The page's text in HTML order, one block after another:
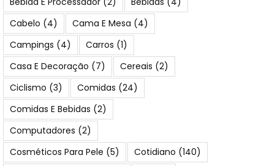
Cabelo (4) Cama E Mesa (4)
Campings (4) Carros (1)
Casa E Decoração (7) Cereais (2)
Ciclismo (3) Comidas (24)
Comidas E Bebidas (2)
Computadores (2)
Cosméticos Para Pele (5) Cotidiano (140)